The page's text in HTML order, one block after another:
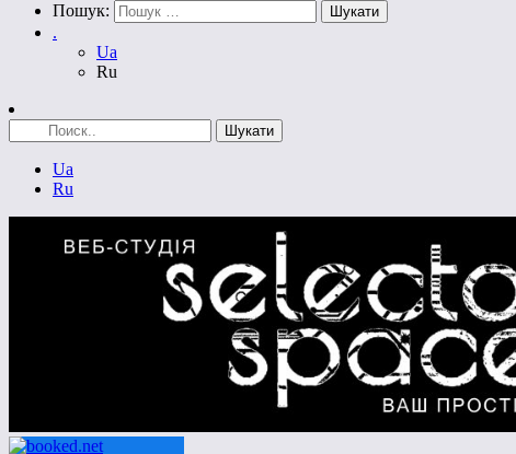
Пошук:
.
Ua
Ru
Ua
Ru